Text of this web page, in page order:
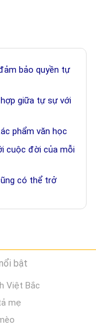
bảo quyền tự
giữa tự sự với
phẩm văn học
cuộc đời của mỗi
có thể trở
bật
Việt Bắc
mẹ